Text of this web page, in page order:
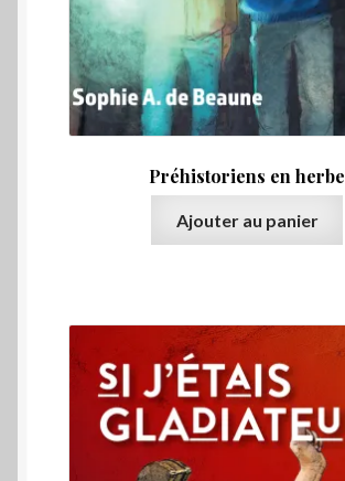
Préhistoriens en herbe
Ajouter au panier